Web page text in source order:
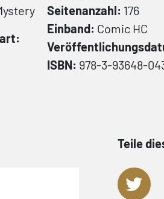
Seitenanzahl: 176
Einband: Comic HC
ISBN: 978-3-93648-
Teile